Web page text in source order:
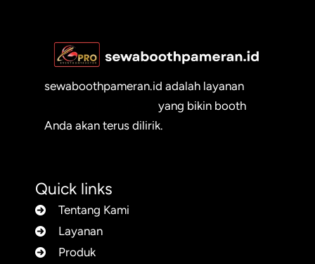
sewaboothpameran.id adalah layanan
yang bikin booth
Anda akan terus dilirik.
Quick links
Tentang Kami
Layanan
Produk